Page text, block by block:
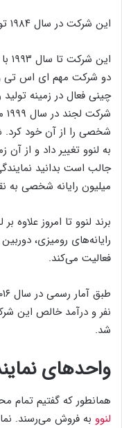
این شرکت در سال ۱۹۸۴ توسط لیو شوانژی با نام لجند تاسیس شد.
دو شرکت مهم ای اس تی و
چینی فعال در زمینه
به لنوو تغییر داد و از
میلیون رایانه شخصی به
برند لنوو تا امروز علاوه
رایانه‌های رومیزی،
فعالیت می‌کند.
شد.
واحد‌های
همانطور که گفتیم تمام
لنوو به فروش می‌رسند.